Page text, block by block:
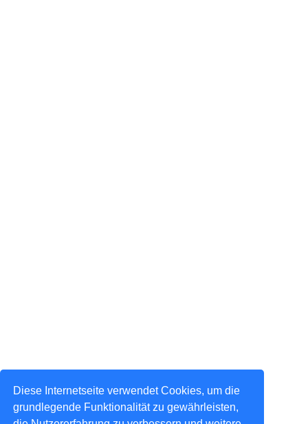
Diese Internetseite verwendet Cookies, um die
grundlegende Funktionalität zu gewährleisten,